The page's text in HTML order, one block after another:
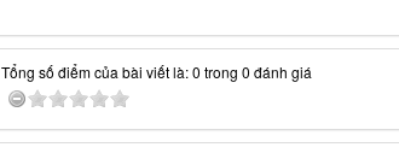
Tổng số điểm của bài viết là: 0 trong 0 đánh giá